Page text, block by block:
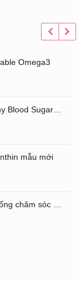
Omega3
Sản phẩm hạ đường huyết Atomy Blood Sugar Cut Bitter Melon chiết xuất mướp đắng hộp 60 gói
mẫu mới